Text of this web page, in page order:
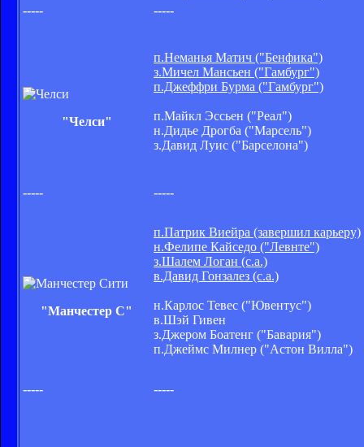
-----
-----
"Челси"
п.Неманья Матич ("Бенфика")
з.Мичел Мансьен ("Гамбург")
п.Джеффри Бурма ("Гамбург")
п.Майкл Эссьен ("Реал")
н.Дидье Дрогба ("Марсель")
з.Давид Луис ("Барселона")
----- -----
"Манчестер С"
п.Патрик Виейра (завершил карьеру)
н.Фелипе Кайседо ("Левнте")
з.Шалем Логан (с.а.)
в.Давид Гонзалез (с.а.)
н.Карлос Тевес ("Ювентус")
в.Шэй Гивен
з.Джером Боатенг ("Бавария")
п.Джеймс Милнер ("Астон Вилла")
----- -----